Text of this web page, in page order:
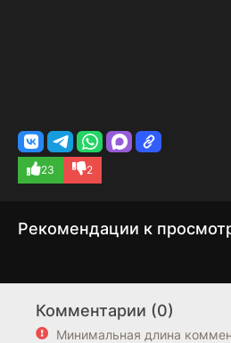
23 2
Рекомендации к
6.2 7.1
Комментарии (0)
Минимальная длина